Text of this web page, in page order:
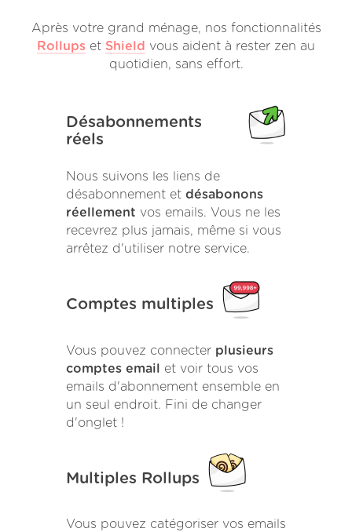
Après votre grand ménage, nos fonctionnalités
Rollups et Shield vous aident à rester zen au
quotidien, sans effort.
Désabonnements
réels
Nous suivons les liens de
désabonnement et désabonons
réellement vos emails. Vous ne les
recevrez plus jamais, même si vous
arrêtez d'utiliser notre service.
Comptes multiples
Vous pouvez connecter plusieurs
comptes email
et voir tous vos
emails d'abonnement ensemble en
un seul endroit. Fini de changer
d'onglet !
Multiples Rollups
Vous pouvez catégoriser vos emails